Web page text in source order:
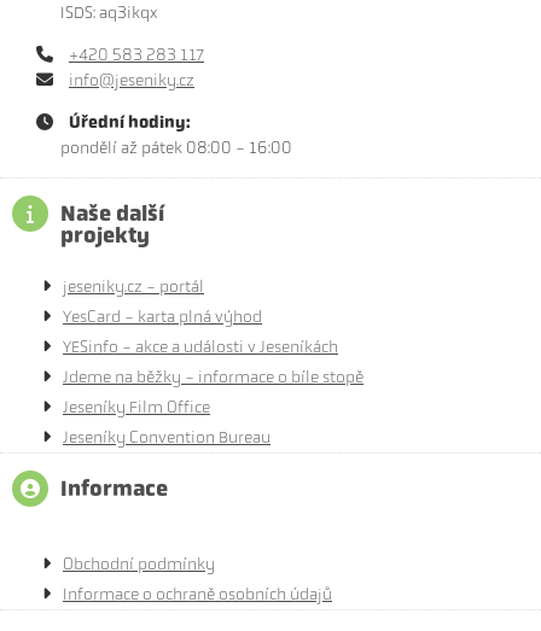
ISDS: aq3ikqx
+420 583 283 117
info@jeseniky.cz
Úřední hodiny:
pondělí až pátek 08:00 - 16:00
Naše další
projekty
jeseniky.cz - portál
YesCard - karta plná výhod
YESinfo - akce a události v Jeseníkách
Jdeme na běžky - informace o bíle stopě
Jeseníky Film Office
Jeseníky Convention Bureau
Informace
Obchodní podmínky
Informace o ochraně osobních údajů